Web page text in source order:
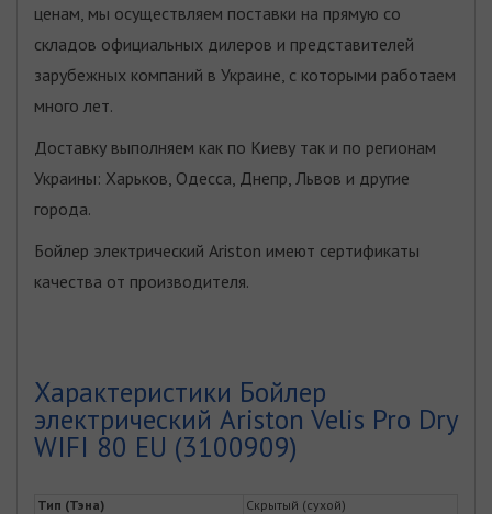
ценам, мы осуществляем поставки на прямую со
складов официальных дилеров и представителей
зарубежных компаний в Украине, с которыми работаем
много лет.
Доставку выполняем как по Киеву так и по регионам
Украины: Харьков, Одесса, Днепр, Львов и другие
города.
Бойлер электрический Ariston имеют сертификаты
качества от производителя.
Характеристики Бойлер
электрический Ariston Velis Pro Dry
WIFI 80 EU (3100909)
Тип (Тэна)
Скрытый (сухой)